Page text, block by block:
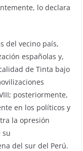
lo declara
del vecino país,
españolas y,
de Tinta bajo
posteriormente,
en los políticos y
la opresión
su
del sur del Perú.